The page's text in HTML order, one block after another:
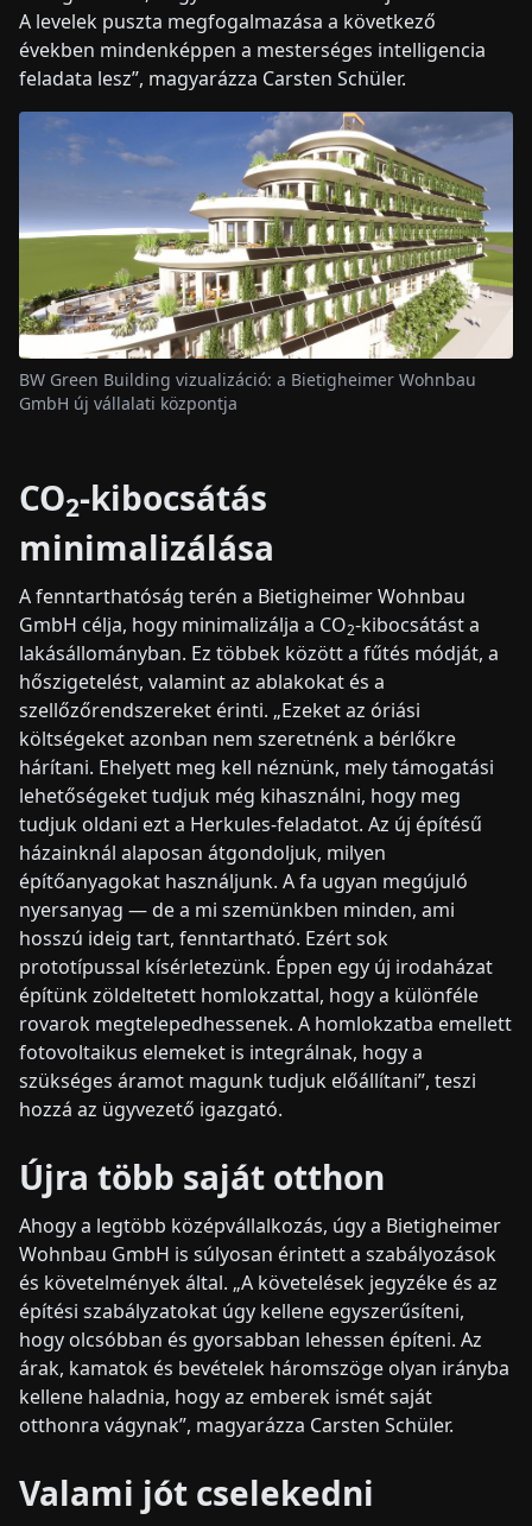
A levelek puszta megfogalmazása a következő
években mindenképpen a mesterséges intelligencia
feladata lesz”, magyarázza Carsten Schüler.
BW Green Building vizualizáció: a Bietigheimer Wohnbau
GmbH új vállalati központja
CO2-kibocsátás
minimalizálása
A fenntarthatóság terén a Bietigheimer Wohnbau
GmbH célja, hogy minimalizálja a CO2-kibocsátást a
lakásállományban. Ez többek között a fűtés módját, a
hőszigetelést, valamint az ablakokat és a
szellőzőrendszereket érinti. „Ezeket az óriási
költségeket azonban nem szeretnénk a bérlőkre
hárítani. Ehelyett meg kell néznünk, mely támogatási
lehetőségeket tudjuk még kihasználni, hogy meg
tudjuk oldani ezt a Herkules-feladatot. Az új építésű
házainknál alaposan átgondoljuk, milyen
építőanyagokat használjunk. A fa ugyan megújuló
nyersanyag — de a mi szemünkben minden, ami
hosszú ideig tart, fenntartható. Ezért sok
prototípussal kísérletezünk. Éppen egy új irodaházat
építünk zöldeltetett homlokzattal, hogy a különféle
rovarok megtelepedhessenek. A homlokzatba emellett
fotovoltaikus elemeket is integrálnak, hogy a
szükséges áramot magunk tudjuk előállítani”, teszi
hozzá az ügyvezető igazgató.
Újra több saját otthon
Ahogy a legtöbb középvállalkozás, úgy a Bietigheimer
Wohnbau GmbH is súlyosan érintett a szabályozások
és követelmények által. „A követelések jegyzéke és az
építési szabályzatokat úgy kellene egyszerűsíteni,
hogy olcsóbban és gyorsabban lehessen építeni. Az
árak, kamatok és bevételek háromszöge olyan irányba
kellene haladnia, hogy az emberek ismét saját
otthonra vágynak”, magyarázza Carsten Schüler.
Valami jót cselekedni